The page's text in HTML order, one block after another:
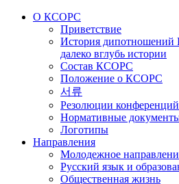
О КСОРС
Приветствие
История дипотношений
далеко вглубь истории
Состав КСОРС
Положение о КСОРС
서류
Резолюции
Нормативные
Логотипы
Направления
Молодежное
Русский язык и
Общественная жизнь